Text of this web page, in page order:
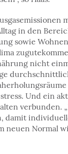
in den
sowie
nicht
Und ein
verbunden.
damit
neuen Normal